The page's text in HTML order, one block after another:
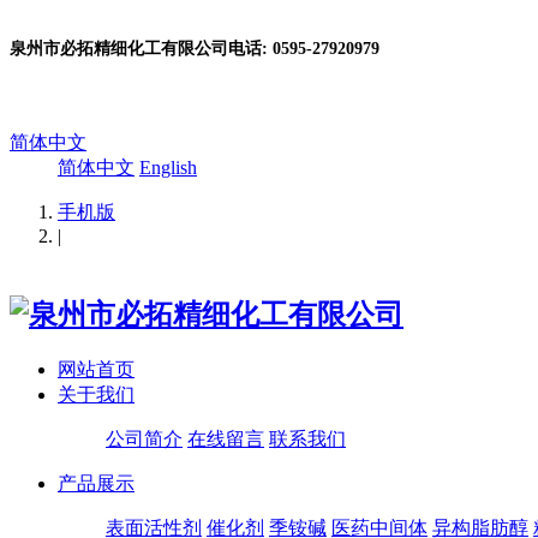
泉州市必拓精细化工有限公司电话: 0595-27920979
简体中文
简体中文 English
手机版
|
网站首页
关于我们
公司简介 在线留言 联系我们
产品展示
表面活性剂 催化剂 季铵碱 医药中间体 异构脂肪醇